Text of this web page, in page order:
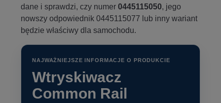
dane i sprawdzi, czy numer 0445115050, jego
nowszy odpowiednik 0445115077 lub inny wariant
będzie właściwy dla samochodu.
NAJWAŻNIEJSZE INFORMACJE O PRODUKCIE
Wtryskiwacz
Common Rail